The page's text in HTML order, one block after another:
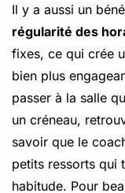
Il y a aussi un
régularité des
fixes, ce qui crée
bien plus
passer à la salle
un créneau,
savoir que le
petits ressorts qui
habitude. Pour